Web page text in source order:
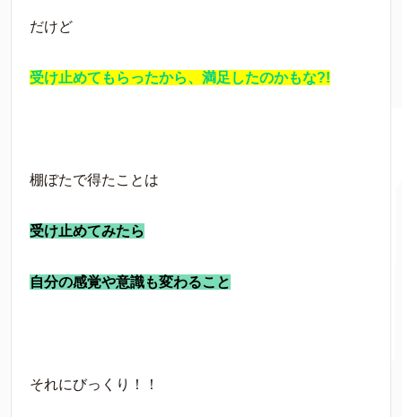
だけど
受け止めてもらったから、満足したのかもな?!
棚ぼたで得たことは
受け止めてみたら
自分の感覚や意識も変わること
それにびっくり！！